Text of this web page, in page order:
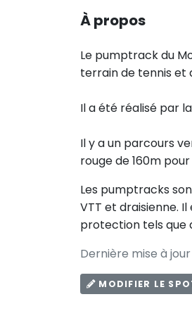
À propos
Le pumptrack du
terrain de tennis et
Il a été réalisé par
Il y a un parcours
rouge de 160m
Les pumptracks
VTT et draisienne.
protection tels que
Dernière mise à
MODIFIER LE